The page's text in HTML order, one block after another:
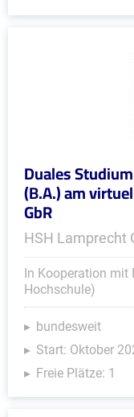
Duales
(B.A.) am
GbR
HSH Lamprecht
In Kooperation mit
Hochschule)
bundesweit
Start: Oktober
Freie Plätze: 1